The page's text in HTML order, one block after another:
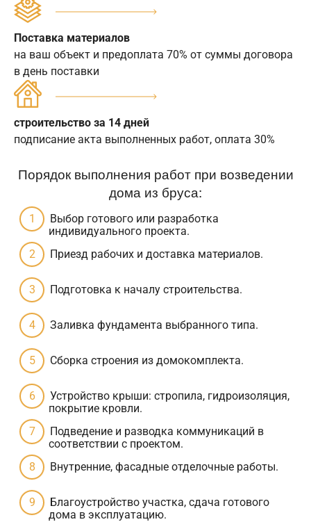
Поставка материалов
на ваш объект и предоплата 70% от суммы договора
в день поставки
строительство за 14 дней
подписание акта выполненных работ, оплата 30%
Порядок выполнения работ при возведении
дома из бруса:
Выбор готового или разработка
индивидуального проекта.
Приезд рабочих и доставка материалов.
Подготовка к началу строительства.
Заливка фундамента выбранного типа.
Сборка строения из домокомплекта.
Устройство крыши: стропила, гидроизоляция,
покрытие кровли.
Подведение и разводка коммуникаций в
соответствии с проектом.
Внутренние, фасадные отделочные работы.
Благоустройство участка, сдача готового
дома в эксплуатацию.